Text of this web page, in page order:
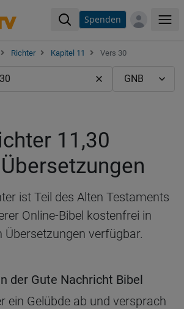
Spenden
Richter Kapitel 11 Vers 30
11,30
ist Teil des Alten Testaments
Online-Bibel kostenfrei in
Übersetzungen verfügbar.
der Gute Nachricht Bibel
ein Gelübde ab und versprach